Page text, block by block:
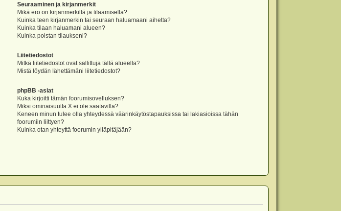
Seuraaminen ja kirjanmerkit
Mikä ero on kirjanmerkillä ja tilaamisella?
Kuinka teen kirjanmerkin tai seuraan haluamaani aihetta?
Kuinka tilaan haluamani alueen?
Kuinka poistan tilaukseni?
Liitetiedostot
Mitkä liitetiedostot ovat sallittuja tällä alueella?
Mistä löydän lähettämäni liitetiedostot?
phpBB -asiat
Kuka kirjoitti tämän foorumisovelluksen?
Miksi ominaisuutta X ei ole saatavilla?
Keneen minun tulee olla yhteydessä väärinkäytöstapauksissa tai lakiasioissa tähän
foorumiin liittyen?
Kuinka otan yhteyttä foorumin ylläpitäjään?